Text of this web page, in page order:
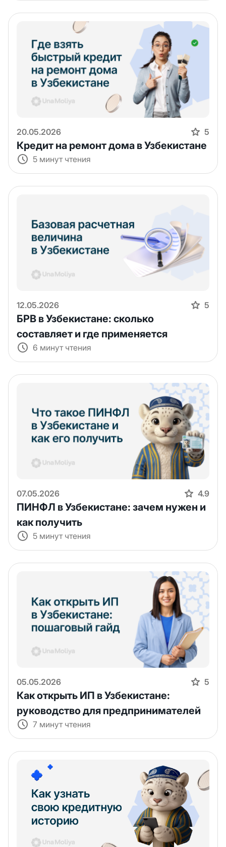
20.05.2026 5
Кредит на ремонт дома в Узбекистане
5 минут чтения
12.05.2026 5
БРВ в Узбекистане: сколько
составляет и где применяется
6 минут чтения
07.05.2026 4.9
ПИНФЛ в Узбекистане: зачем нужен и
как получить
5 минут чтения
05.05.2026 5
Как открыть ИП в Узбекистане:
руководство для предпринимателей
7 минут чтения